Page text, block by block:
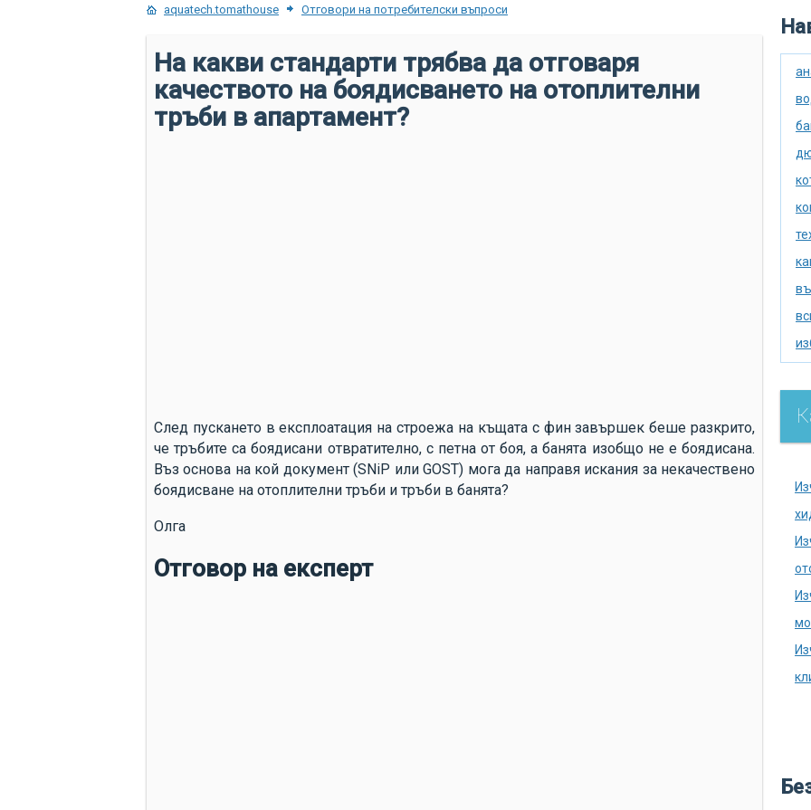
aquatech.tomathouse Отговори на потребителски въпроси
На какви стандарти трябва да отговаря
качеството на боядисването на отоплителни
тръби в апартамент?
След пускането в експлоатация на строежа на къщата с фин завършек беше разкрито,
че тръбите са боядисани отвратително, с петна от боя, а банята изобщо не е боядисана.
Въз основа на кой документ (SNiP или GOST) мога да направя искания за некачествено
боядисване на отоплителни тръби и тръби в банята?
Олга
Отговор на експерт